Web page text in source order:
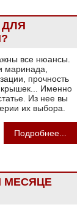
все нюансы.
маринада,
прочность
крышек... Именно
Из нее вы
их выбора.
Подробнее...
МЕСЯЦЕ